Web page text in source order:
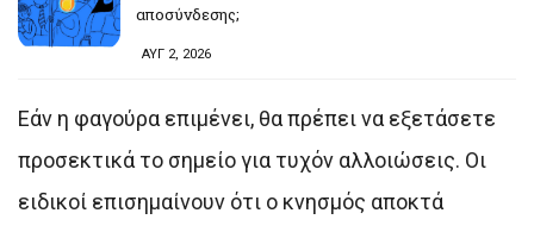
αποσύνδεσης;
ΑΥΓ 2, 2026
Εάν η φαγούρα επιμένει, θα πρέπει να εξετάσετε
προσεκτικά το σημείο για τυχόν αλλοιώσεις. Οι
ειδικοί επισημαίνουν ότι ο κνησμός αποκτά